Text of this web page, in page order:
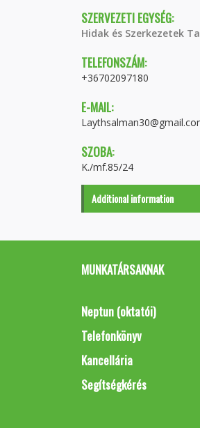
SZERVEZETI EGYSÉG:
Hidak és Szerkezetek
TELEFONSZÁM:
+36702097180
E-MAIL:
SZOBA:
K./mf.85/24
Additional information
MUNKATÁRSAKNAK
Neptun (oktatói)
Telefonkönyv
Kancellária
Segítségkérés